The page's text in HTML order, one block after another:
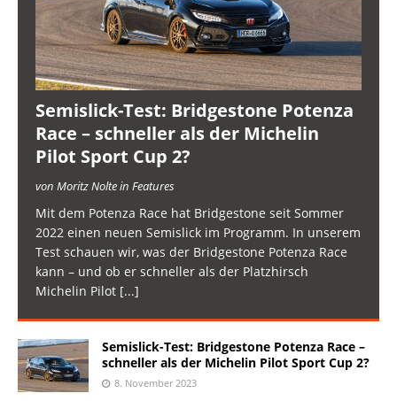
Semislick-Test: Bridgestone Potenza
Race – schneller als der Michelin
Pilot Sport Cup 2?
von Moritz Nolte in Features
Mit dem Potenza Race hat Bridgestone seit Sommer
2022 einen neuen Semislick im Programm. In unserem
Test schauen wir, was der Bridgestone Potenza Race
kann – und ob er schneller als der Platzhirsch
Michelin Pilot [...]
Semislick-Test: Bridgestone Potenza Race –
schneller als der Michelin Pilot Sport Cup 2?
8. November 2023